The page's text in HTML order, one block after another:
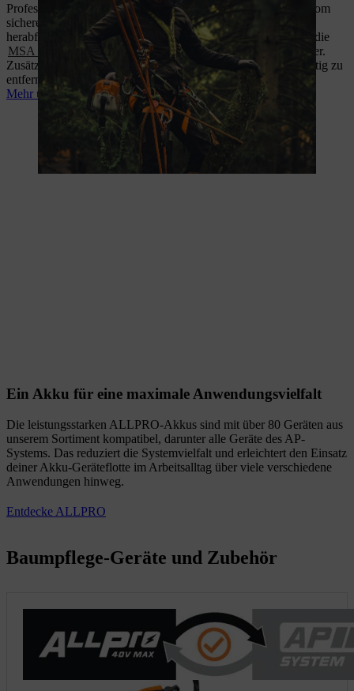
Professionelle Baumpflege ist vielseitig und anspruchsvoll – vom
sicheren Fällen beschädigter Bäume bis hin zur Pflege, um
herabfallende Äste zu vermeiden. Leistungsstarke Geräte wie die
MSA 220 T
und der GTA 40
sind dabei unverzichtbare Helfer.
Zusätzlich gibt es noch einen wichtigen Tipp: Totholz rechtzeitig zu
entfernen, um Gefahren zu minimieren.
Mehr über effiziente Baumpflege entdecken
Ein Akku für eine maximale Anwendungsvielfalt
Die leistungsstarken ALLPRO-Akkus sind mit über 80 Geräten aus
unserem Sortiment kompatibel, darunter alle Geräte des AP-
Systems. Das reduziert die Systemvielfalt und erleichtert den Einsatz
deiner Akku-Geräteflotte im Arbeitsalltag über viele verschiedene
Anwendungen hinweg.
Entdecke ALLPRO
Baumpflege-Geräte und Zubehör